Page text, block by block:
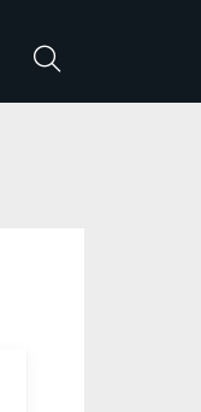
Zoeken